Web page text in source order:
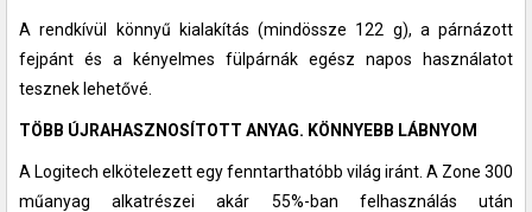
A rendkívül könnyű kialakítás (mindössze 122 g), a párnázott
fejpánt és a kényelmes fülpárnák egész napos használatot
tesznek lehetővé.
TÖBB ÚJRAHASZNOSÍTOTT ANYAG. KÖNNYEBB LÁBNYOM
A Logitech elkötelezett egy fenntarthatóbb világ iránt. A Zone 300
műanyag alkatrészei akár 55%-ban felhasználás után